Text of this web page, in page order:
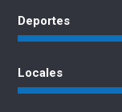
Deportes
Locales